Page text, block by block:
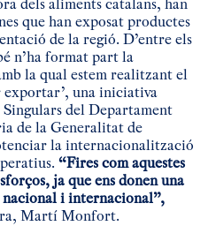
dels aliments catalans, han
que han exposat productes
de la regió. D’entre els
n’ha format part la
la qual estem realitzant el
una iniciativa
del Departament
de la Generalitat de
la internacionalització
“Fires com aquestes
ja que ens donen una
i internacional”,
Martí Monfort.